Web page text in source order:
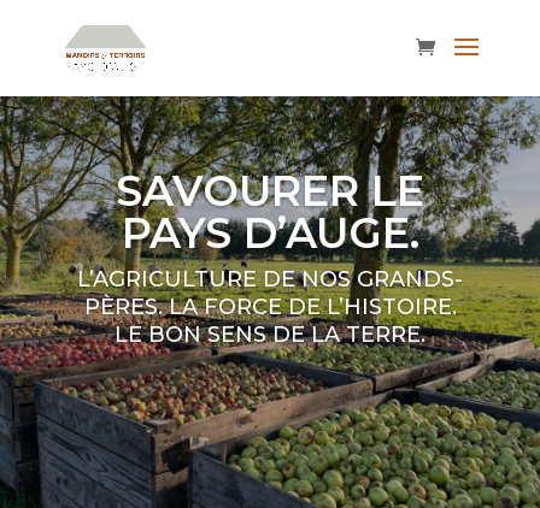
SAVOURER LE
PAYS D’AUGE.
L’AGRICULTURE DE NOS GRANDS-
PÈRES. LA FORCE DE L’HISTOIRE.
LE BON SENS DE LA TERRE.